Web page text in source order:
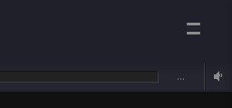
…
und TrÃ¤nen ...